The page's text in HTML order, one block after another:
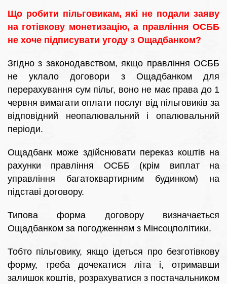
Що робити пільговикам, які не подали заяву
на готівкову монетизацію, а правління ОСББ
не хоче підписувати угоду з Ощадбанком?
Згідно з законодавством, якщо правління ОСББ
не уклало договори з Ощадбанком для
перерахування сум пільг, воно не має права до 1
червня вимагати оплати послуг від пільговиків за
відповідний неопалювальний і опалювальний
періоди.
Ощадбанк може здійснювати переказ коштів на
рахунки правління ОСББ (крім виплат на
управління багатоквартирним будинком) на
підставі договору.
Типова форма договору визначається
Ощадбанком за погодженням з Мінсоцполітики.
Тобто пільговику, якщо ідеться про безготівкову
форму, треба дочекатися літа і, отримавши
залишок коштів, розрахуватися з постачальником